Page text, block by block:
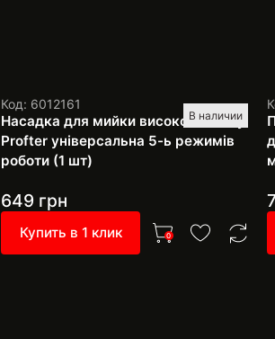
В наличии
Код: 6012161
Насадка для мийки високого тиску
Profter універсальна 5-ь режимів
роботи (1 шт)
649 грн
Купить в 1 клик 0